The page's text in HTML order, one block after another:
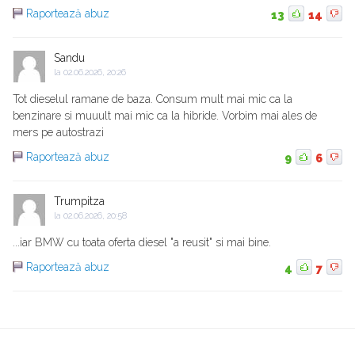
Raportează abuz
13 14
Sandu
la 02.06.2026, 20:26
Tot dieselul ramane de baza. Consum mult mai mic ca la
benzinare si muuult mai mic ca la hibride. Vorbim mai ales de
mers pe autostrazi
Raportează abuz
9 6
Trumpitza
la 02.06.2026, 20:58
...iar BMW cu toata oferta diesel "a reusit" si mai bine.
Raportează abuz
4 7